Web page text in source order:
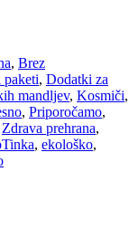
, Brez
, Dodatki za
mandljev, Kosmiči,
, Priporočamo,
Zdrava prehrana,
, ekološko,